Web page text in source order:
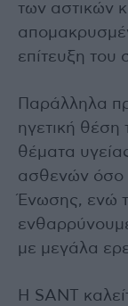
των αστικών
επίτευξη του
Παράλληλα
ηγετική θέση
θέματα
ασθενών όσο
Ένωσης, ενώ
με μεγάλα
Η SANT